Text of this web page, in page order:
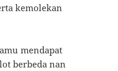
kemolekan
mendapat
berbeda nan